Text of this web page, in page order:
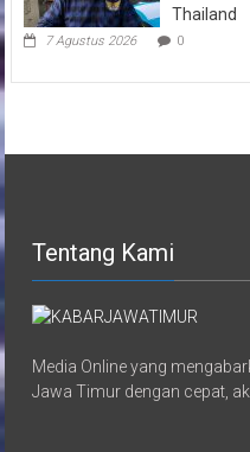
Thailand
7 Agustus 2026 0
Tentang Kami
Media Online yang
Jawa Timur dengan cepat,